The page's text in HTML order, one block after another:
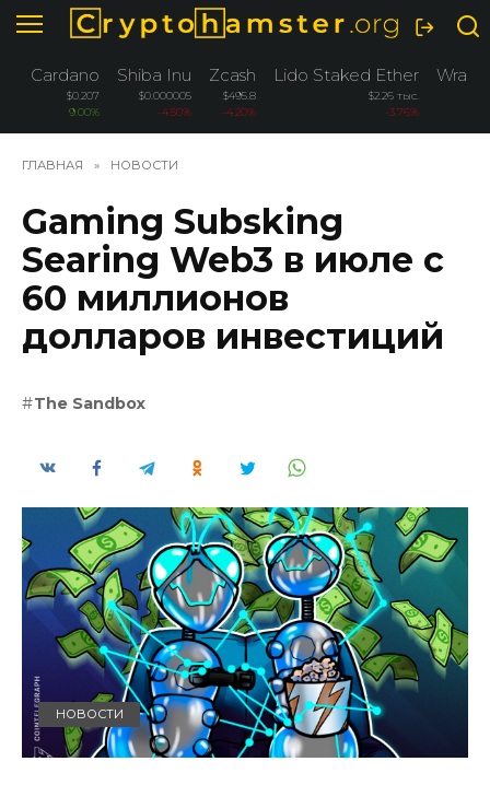
Перейти
содержанию
Cardano
$0.207
9.00%
Shiba Inu
$0.000005
-4.50%
Zcash
$495.8
-4.20%
Lido Staked Ether
$2.26 тыс.
-3.76%
ГЛАВНАЯ » НОВОСТИ
Gaming Subsking
Searing Web3 в июле с
60 миллионов
долларов инвестиций
The Sandbox
НОВОСТИ